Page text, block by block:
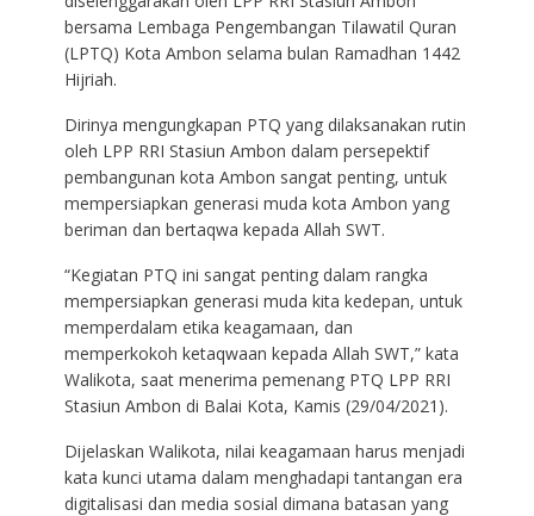
bersama Lembaga Pengembangan Tilawatil Quran
(LPTQ) Kota Ambon selama bulan Ramadhan 1442
Hijriah.
Dirinya mengungkapan PTQ yang dilaksanakan rutin
oleh LPP RRI Stasiun Ambon dalam persepektif
pembangunan kota Ambon sangat penting, untuk
mempersiapkan generasi muda kota Ambon yang
beriman dan bertaqwa kepada Allah SWT.
“Kegiatan PTQ ini sangat penting dalam rangka
mempersiapkan generasi muda kita kedepan, untuk
memperdalam etika keagamaan, dan
memperkokoh ketaqwaan kepada Allah SWT,” kata
Walikota, saat menerima pemenang PTQ LPP RRI
Stasiun Ambon di Balai Kota, Kamis (29/04/2021).
Dijelaskan Walikota, nilai keagamaan harus menjadi
kata kunci utama dalam menghadapi tantangan era
digitalisasi dan media sosial dimana batasan yang